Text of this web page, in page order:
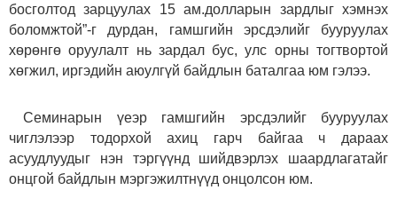
босголтод зарцуулах 15 ам.долларын зардлыг хэмнэх
боломжтой”-г дурдан, гамшгийн эрсдэлийг бууруулах
хөрөнгө оруулалт нь зардал бус, улс орны тогтвортой
хөгжил, иргэдийн аюулгүй байдлын баталгаа юм гэлээ.
Семинарын үеэр гамшгийн эрсдэлийг бууруулах
чиглэлээр тодорхой ахиц гарч байгаа ч дараах
асуудлуудыг нэн тэргүүнд шийдвэрлэх шаардлагатайг
онцгой байдлын мэргэжилтнүүд онцолсон юм.